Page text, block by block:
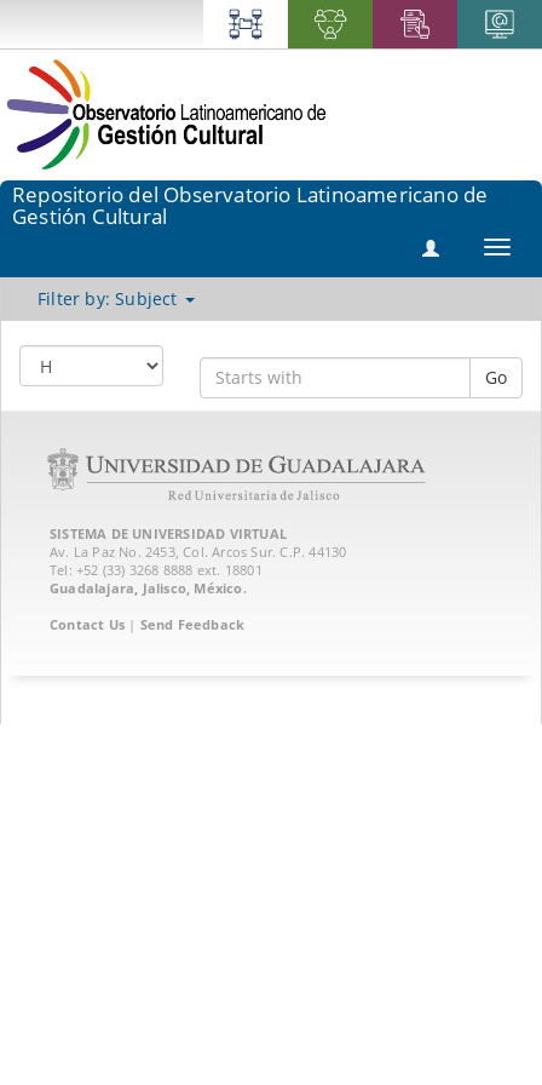
Repositorio del Observatorio Latinoamericano de
Gestión Cultural
Filter by: Subject
Go
SISTEMA DE UNIVERSIDAD VIRTUAL
Av. La Paz No. 2453, Col. Arcos Sur. C.P. 44130
Tel: +52 (33) 3268 8888‏ ext. 18801
Guadalajara, Jalisco, México.
Contact Us | Send Feedback